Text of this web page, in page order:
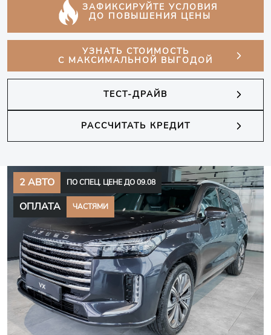
ЗАФИКСИРУЙТЕ УСЛОВИЯ
ДО ПОВЫШЕНИЯ ЦЕНЫ
УЗНАТЬ СТОИМОСТЬ
С МАКСИМАЛЬНОЙ ВЫГОДОЙ
ТЕСТ-ДРАЙВ
РАССЧИТАТЬ КРЕДИТ
2 АВТО ПО СПЕЦ. ЦЕНЕ ДО 09.08
ОПЛАТА ЧАСТЯМИ